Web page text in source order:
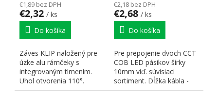
€1,89 bez DPH
€2,32 / ks
Do košíka
Záves KLIP naložený pre
úzke alu rámčeky s
integrovaným tlmením.
Uhol otvorenia 110°.
Rozmer frézovania
€2,18 bez DPH
€2,68 / ks
Do košíka
Pre prepojenie dvoch CCT
COB LED pásikov šírky
10mm viď. súvisiaci
sortiment. Dĺžka kábla -
150mm.